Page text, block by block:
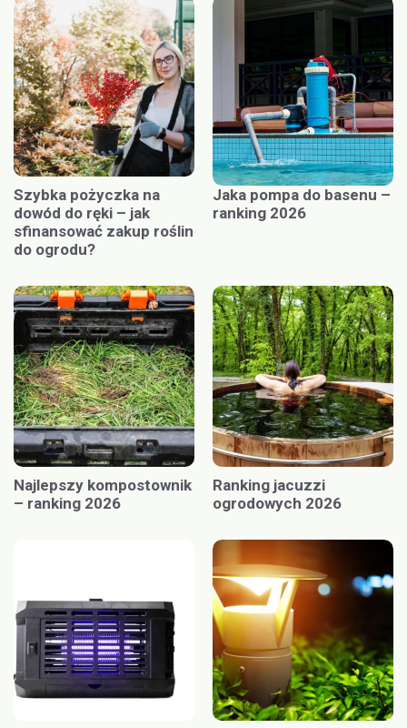
Szybka pożyczka na
dowód do ręki – jak
sfinansować zakup roślin
do ogrodu?
Jaka pompa do basenu –
ranking 2026
Najlepszy kompostownik
– ranking 2026
Ranking jacuzzi
ogrodowych 2026